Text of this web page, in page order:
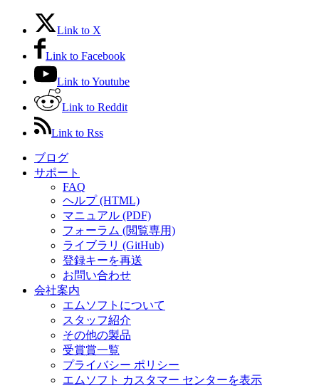
Link to X
Link to Facebook
Link to Youtube
Link to Reddit
Link to Rss
ブログ
サポート
FAQ
ヘルプ (HTML)
マニュアル (PDF)
フォーラム (閲覧専用)
ライブラリ (GitHub)
登録キーを再送
お問い合わせ
会社案内
エムソフトについて
スタッフ紹介
その他の製品
受賞賞一覧
プライバシー ポリシー
エムソフト カスタマー センターを表示